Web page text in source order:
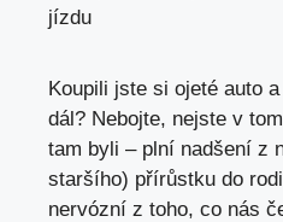
jízdu
Koupili jste si ojeté auto
dál? Nebojte, nejste v
tam byli – plní nadšení z
staršího) přírůstku do
nervózní z toho, co nás